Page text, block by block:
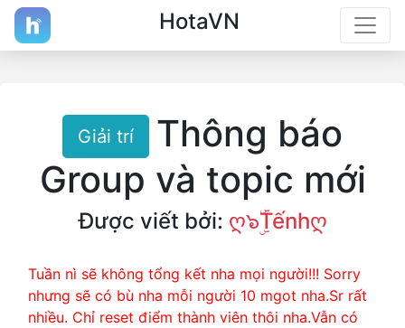
HotaVN
Giải trí
Thông báo
Group và topic mới
Được viết bởi: ღ๖ۣۜTếnhღ
Tuần nì sẽ không tổng kết nha mọi người!!! Sorry
nhưng sẽ có bù nha mỗi người 10 mgot nha.Sr rất
nhiều. Chỉ reset điểm thành viên thôi nha.Vẫn có